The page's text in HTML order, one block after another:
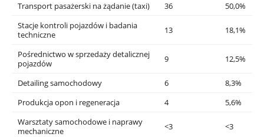
Transport pasażerski na żądanie (taxi) 36
50,0%
Stacje kontroli pojazdów i badania
techniczne
13 18,1%
Pośrednictwo w sprzedaży detalicznej
pojazdów
9 12,5%
Detailing samochodowy 6
8,3%
Produkcja opon i regeneracja
4
5,6%
Warsztaty samochodowe i naprawy
mechaniczne
<3 <3